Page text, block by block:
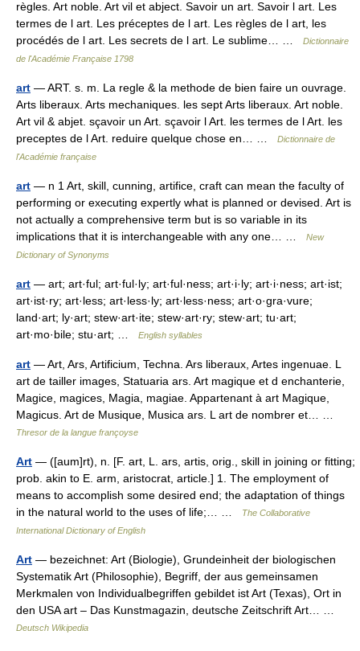
règles. Art noble. Art vil et abject. Savoir un art. Savoir l art. Les
termes de l art. Les préceptes de l art. Les règles de l art, les
procédés de l art. Les secrets de l art. Le sublime… …
Dictionnaire
de l'Académie Française 1798
art — ART. s. m. La regle & la methode de bien faire un ouvrage.
Arts liberaux. Arts mechaniques. les sept Arts liberaux. Art noble.
Art vil & abjet. sçavoir un Art. sçavoir l Art. les termes de l Art. les
preceptes de l Art. reduire quelque chose en… …
Dictionnaire de
l'Académie française
art — n 1 Art, skill, cunning, artifice, craft can mean the faculty of
performing or executing expertly what is planned or devised. Art is
not actually a comprehensive term but is so variable in its
implications that it is interchangeable with any one… …
New
Dictionary of Synonyms
art — art; art·ful; art·ful·ly; art·ful·ness; art·i·ly; art·i·ness; art·ist;
art·ist·ry; art·less; art·less·ly; art·less·ness; art·o·gra·vure;
land·art; ly·art; stew·art·ite; stew·art·ry; stew·art; tu·art;
art·mo·bile; stu·art; …
English syllables
art — Art, Ars, Artificium, Techna. Ars liberaux, Artes ingenuae. L
art de tailler images, Statuaria ars. Art magique et d enchanterie,
Magice, magices, Magia, magiae. Appartenant à art Magique,
Magicus. Art de Musique, Musica ars. L art de nombrer et… …
Thresor de la langue françoyse
Art — ([aum]rt), n. [F. art, L. ars, artis, orig., skill in joining or fitting;
prob. akin to E. arm, aristocrat, article.] 1. The employment of
means to accomplish some desired end; the adaptation of things
in the natural world to the uses of life;… …
The Collaborative
International Dictionary of English
Art — bezeichnet: Art (Biologie), Grundeinheit der biologischen
Systematik Art (Philosophie), Begriff, der aus gemeinsamen
Merkmalen von Individualbegriffen gebildet ist Art (Texas), Ort in
den USA art – Das Kunstmagazin, deutsche Zeitschrift Art… …
Deutsch Wikipedia